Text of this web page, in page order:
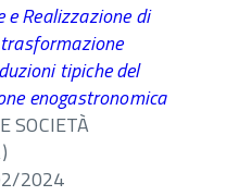
e Realizzazione di
tipiche del
enogastronomica
2024